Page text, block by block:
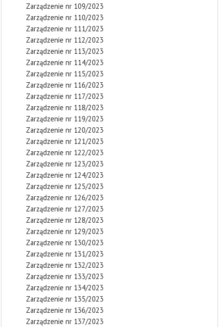
Zarządzenie nr 109/2023
Zarządzenie nr 110/2023
Zarządzenie nr 111/2023
Zarządzenie nr 112/2023
Zarządzenie nr 113/2023
Zarządzenie nr 114/2023
Zarządzenie nr 115/2023
Zarządzenie nr 116/2023
Zarządzenie nr 117/2023
Zarządzenie nr 118/2023
Zarządzenie nr 119/2023
Zarządzenie nr 120/2023
Zarządzenie nr 121/2023
Zarządzenie nr 122/2023
Zarządzenie nr 123/2023
Zarządzenie nr 124/2023
Zarządzenie nr 125/2023
Zarządzenie nr 126/2023
Zarządzenie nr 127/2023
Zarządzenie nr 128/2023
Zarządzenie nr 129/2023
Zarządzenie nr 130/2023
Zarządzenie nr 131/2023
Zarządzenie nr 132/2023
Zarządzenie nr 133/2023
Zarządzenie nr 134/2023
Zarządzenie nr 135/2023
Zarządzenie nr 136/2023
Zarządzenie nr 137/2023